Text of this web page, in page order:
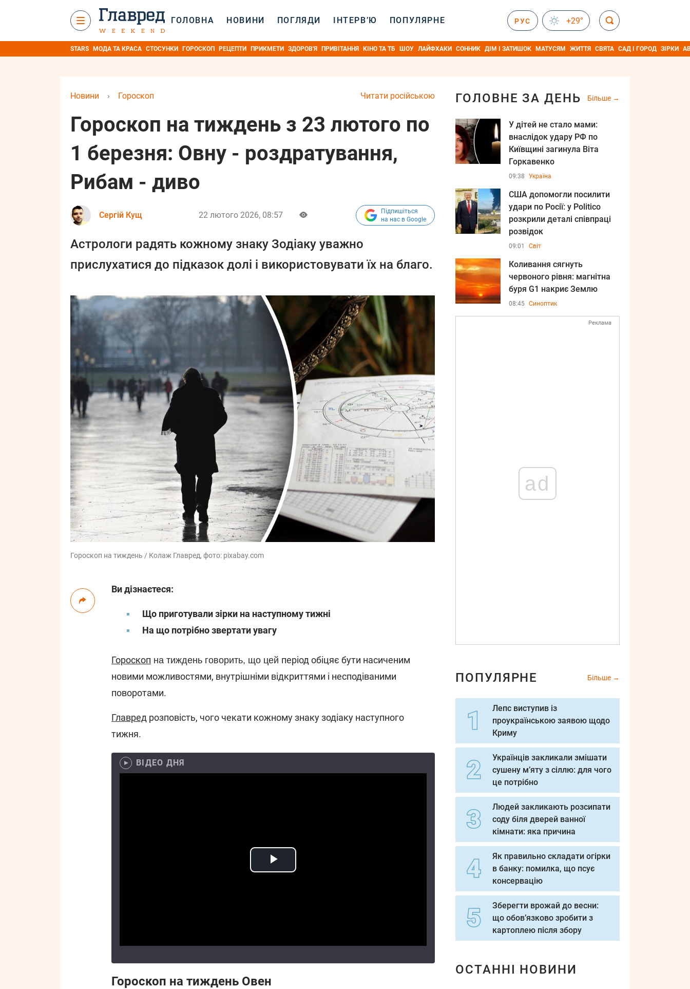
ГОЛОВНА НОВИНИ ПОГЛЯДИ ІНТЕРВ’Ю ПОПУЛЯРНЕ РУС +29°
STARS МОДА ТА КРАСА СТОСУНКИ ГОРОСКОП РЕЦЕПТИ ПРИКМЕТИ ЗДОРОВ'Я ПРИВІТАННЯ КІНО ТА ТБ ШОУ ЛАЙФХАКИ СОННИК ДІМ І ЗАТИШОК МАТУСЯМ ЖИТТЯ СВЯТА САД І ГОРОД ЗІРКИ
Читати російською
Новини › Гороскоп
Гороскоп на тиждень з 23 лютого по
1 березня: Овну - роздратування,
Рибам - диво
Сергій Кущ 22 лютого 2026, 08:57
Підпишіться
на нас в Google
Астрологи радять кожному знаку Зодіаку уважно
прислухатися до підказок долі і використовувати їх на благо.
Гороскоп на тиждень / Колаж Главред, фото: pixabay.com
Ви дізнаєтеся:
Що приготували зірки на наступному тижні
На що потрібно звертати увагу
Гороскоп на тиждень говорить, що цей період обіцяє бути насиченим
новими можливостями, внутрішніми відкриттями і несподіваними
поворотами.
Главред розповість, чого чекати кожному знаку зодіаку наступного
тижня.
ВІДЕО ДНЯ
Гороскоп на тиждень Овен
ГОЛОВНЕ ЗА ДЕНЬ Більше
У дітей не стало мами:
внаслідок удару РФ по
Київщині загинула Віта
Горкавенко
09:38 Україна
США допомогли посилити
удари по Росії: у Politico
розкрили деталі співпраці
розвідок
09:01 Світ
Коливання сягнуть
червоного рівня: магнітна
буря G1 накриє Землю
08:45 Синоптик
Реклама
ad
ПОПУЛЯРНЕ Більше
Лепс виступив із
проукраїнською заявою щодо
Криму
Українців закликали змішати
сушену м’яту з сіллю: для чого
це потрібно
Людей закликають розсипати
соду біля дверей ванної
кімнати: яка причина
Як правильно складати огірки
в банку: помилка, що псує
консервацію
Зберегти врожай до весни:
що обов’язково зробити з
картоплею після збору
ОСТАННІ НОВИНИ